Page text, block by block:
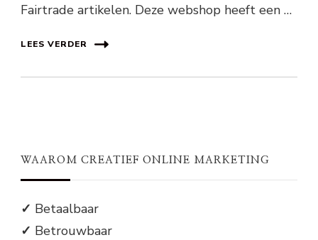
Fairtrade artikelen. Deze webshop heeft een …
LEES VERDER
WAAROM CREATIEF ONLINE MARKETING
✓ Betaalbaar
✓ Betrouwbaar